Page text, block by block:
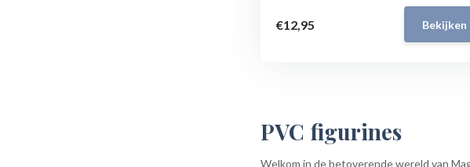
€12,95 Bekijken
PVC figurines
Welkom in de betoverende wereld van